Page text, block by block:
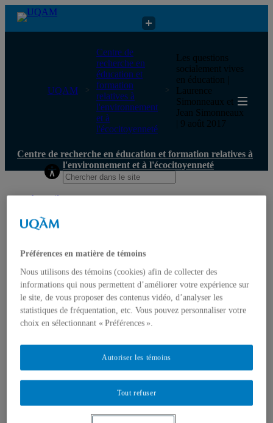
Centre de recherche en éducation et formation relatives à
l'environnement et à l'écocitoyenneté
UQAM
Centre de
recherche en
éducation et
formation
relatives à
l'environnement
et à
l'écocitoyenneté
Les questions
socialement vives
en éducation |
Laurence
Simonneaux et
Jean Simonneaux
| 9 août 2017
Centre de recherche en éducation et formation relatives à
l'environnement et à l'écocitoyenneté
Accueil
Mission
Historique
Membres
Chercheur.e.s associé.e.s
Chercheur.e.s émérites
Étudiant.e.s
Partenaires
Personnel
1) Écocitoyenneté et justice
2) Prismes socioculturels
3) Art et créativité
➜ Autochtonisation
Projets fondateurs et passés
Préférences en matière de témoins
Nous utilisons des témoins (cookies) afin de collecter des
informations qui nous permettent d’améliorer votre expérience sur
le site, de vous proposer des contenus vidéo, d’analyser les
statistiques de fréquentation, etc. Vous pouvez personnaliser votre
choix en sélectionnant « Préférences ».
Tout refuser
Autoriser les témoins